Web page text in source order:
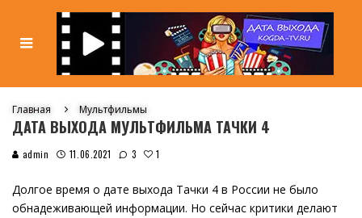
Главная Мультфильмы
ДАТА ВЫХОДА МУЛЬТФИЛЬМА ТАЧКИ 4
admin 11.06.2021 3 1
Долгое время о дате выхода Тачки 4 в России не было
обнадеживающей информации. Но сейчас критики делают